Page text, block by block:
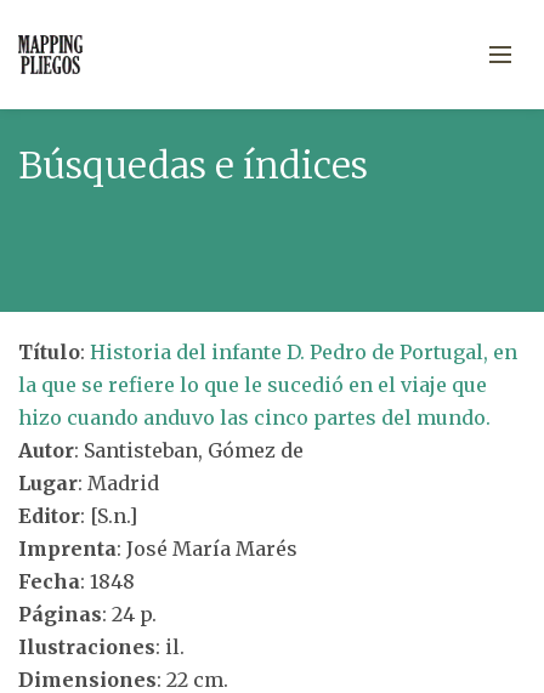
Búsquedas e índices
Título: Historia del infante D. Pedro de Portugal, en
la que se refiere lo que le sucedió en el viaje que
hizo cuando anduvo las cinco partes del mundo.
Autor: Santisteban, Gómez de
Lugar: Madrid
Editor: [S.n.]
Imprenta: José María Marés
Fecha: 1848
Páginas: 24 p.
Ilustraciones: il.
Dimensiones: 22 cm.